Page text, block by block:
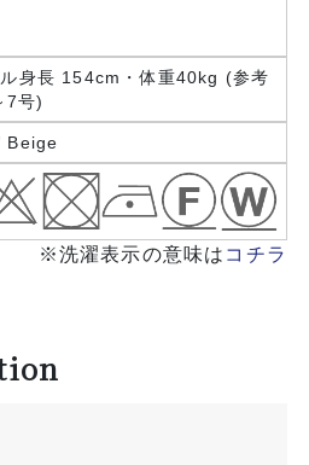
身長 154cm・体重40kg (参考
7号)
Beige
※洗濯表示の意味は コチラ